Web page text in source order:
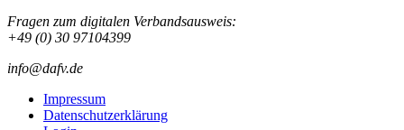
Fragen zum digitalen Verbandsausweis:
+49 (0) 30 97104399
info@dafv.de
Impressum
Datenschutzerklärung